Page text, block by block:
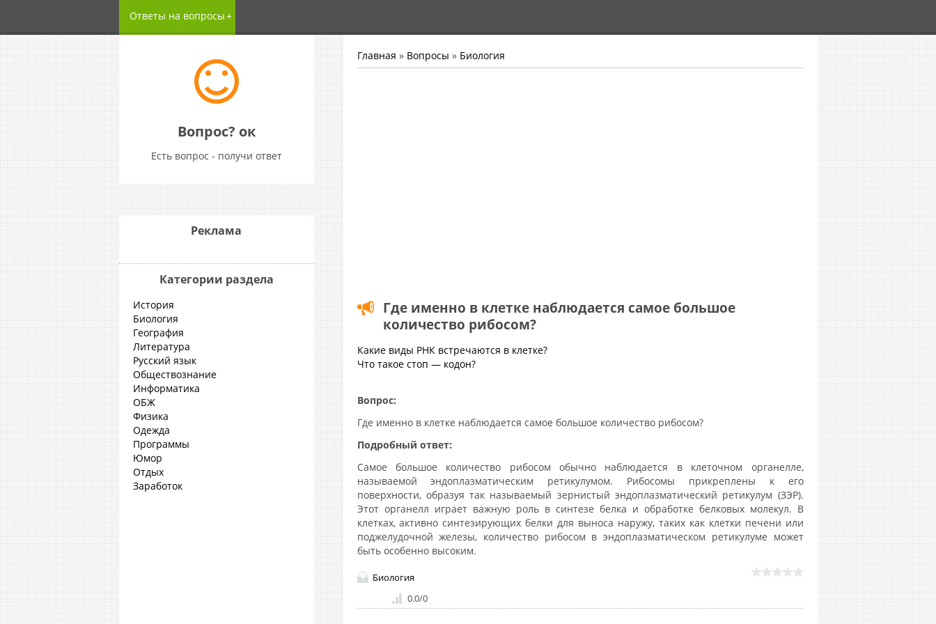
Ответы на вопросы
Вопрос? ок
Есть вопрос - получи ответ
Главная » Вопросы » Биология
Где именно в клетке наблюдается самое большое
количество рибосом?
Какие виды РНК встречаются в клетке?
Что такое стоп — кодон?
Вопрос:
Где именно в клетке наблюдается самое большое количество рибосом?
Подробный ответ:
Самое большое количество рибосом обычно наблюдается в клеточном органелле,
называемой эндоплазматическим ретикулумом. Рибосомы прикреплены к его
поверхности, образуя так называемый зернистый эндоплазматический ретикулум (ЗЭР).
Этот органелл играет важную роль в синтезе белка и обработке белковых молекул. В
клетках, активно синтезирующих белки для выноса наружу, таких как клетки печени или
поджелудочной железы, количество рибосом в эндоплазматическом ретикулуме может
быть особенно высоким.
Биология
0.0/0
Реклама
Категории раздела
История
Биология
География
Литература
Русский язык
Обществознание
Информатика
ОБЖ
Физика
Одежда
Программы
Юмор
Отдых
Заработок